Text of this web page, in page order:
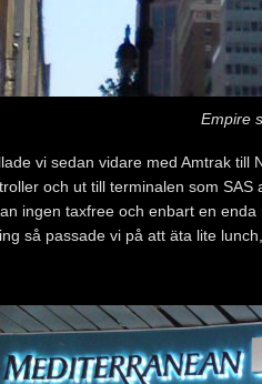
Empire
vi sedan vidare med Amtrak till
och ut till terminalen som
ingen taxfree och enbart en
så passade vi på att äta lite